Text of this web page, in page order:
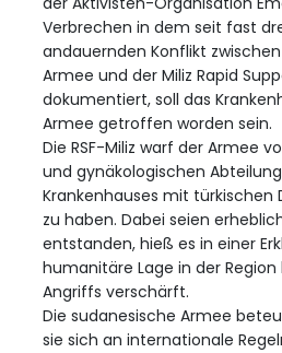
Verbrechen in dem seit fast
andauernden Konflikt
Armee und der Miliz Rapid
dokumentiert, soll das
Armee getroffen worden sein.
Die RSF-Miliz warf der Armee
und gynäkologischen
Krankenhauses mit türkischen
zu haben. Dabei seien
entstanden, hieß es in einer
humanitäre Lage in der
Angriffs verschärft.
Die sudanesische Armee
sie sich an internationale